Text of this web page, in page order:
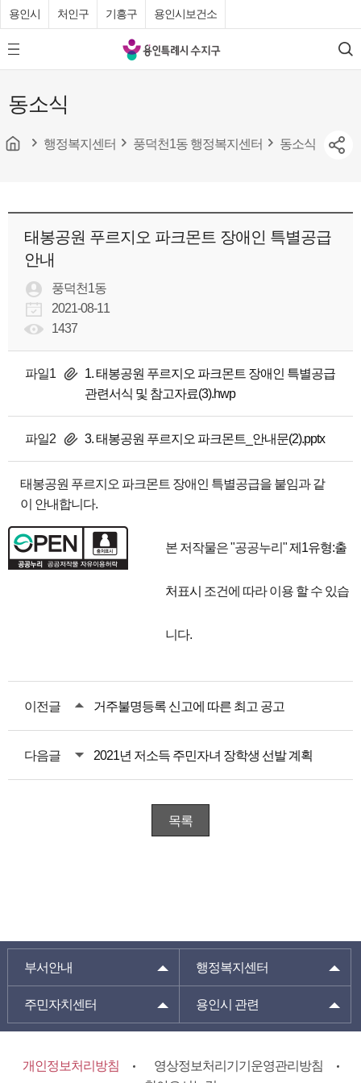
용인시 처인구 기흥구 용인시보건소
모
바
메
뉴
튼
용
인
수
청
검
색
동소식
행정복지센터 풍덕천1동 행정복지센터 동소식
태봉공원 푸르지오 파크몬트 장애인 특별공급
안내
풍덕천1동
2021-08-11
1437
파일1
1. 태봉공원 푸르지오 파크몬트 장애인 특별공급
관련서식 및 참고자료(3).hwp
파일2 3. 태봉공원 푸르지오 파크몬트_안내문(2).pptx
태봉공원 푸르지오 파크몬트 장애인 특별공급을 붙임과 같
이 안내합니다.
본 저작물은 "공공누리"제1유형:출
처표시 조건에 따라 이용 할 수 있습
니다.
이전글 거주불명등록 신고에 따른 최고 공고
다음글 2021년 저소득 주민자녀 장학생 선발 계획
목록
부서안내 행정복지센터
주민자치센터 용인시 관련
개인정보처리방침
영상정보처리기기운영관리방침